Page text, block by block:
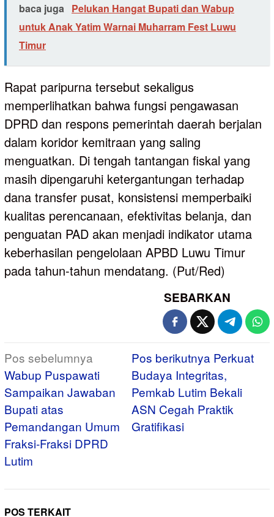
baca juga Pelukan Hangat Bupati dan Wabup
untuk Anak Yatim Warnai Muharram Fest Luwu
Timur
Rapat paripurna tersebut sekaligus
memperlihatkan bahwa fungsi pengawasan
DPRD dan respons pemerintah daerah berjalan
dalam koridor kemitraan yang saling
menguatkan. Di tengah tantangan fiskal yang
masih dipengaruhi ketergantungan terhadap
dana transfer pusat, konsistensi memperbaiki
kualitas perencanaan, efektivitas belanja, dan
penguatan PAD akan menjadi indikator utama
keberhasilan pengelolaan APBD Luwu Timur
pada tahun-tahun mendatang. (Put/Red)
SEBARKAN
Navigasi
pos
Pos sebelumnya
Wabup Puspawati
Sampaikan Jawaban
Bupati atas
Pemandangan Umum
Fraksi-Fraksi DPRD
Lutim
Pos berikutnya Perkuat
Budaya Integritas,
Pemkab Lutim Bekali
ASN Cegah Praktik
Gratifikasi ‎
POS TERKAIT